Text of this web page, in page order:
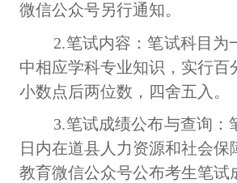
微信公众号另行通知。
2.笔试内容：笔试科目为
中相应学科专业知识，实行百
小数点后两位数，四舍五入。
3.笔试成绩公布与查询：
日内在道县人力资源和社会保
教育微信公众号公布考生笔试